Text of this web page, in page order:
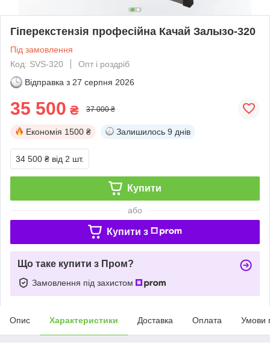
Гіперекстензія професійна Качай Залызо-320
Під замовлення
Код: SVS-320
Опт і роздріб
Відправка з 27 серпня 2026
35 500 ₴ 37 000 ₴
Економія 1500 ₴ Залишилось 9 днів
34 500 ₴ від 2 шт.
Купити
або
Купити з
Що таке купити з Пром?
Замовлення під захистом
Опис Характеристики Доставка Оплата Умови